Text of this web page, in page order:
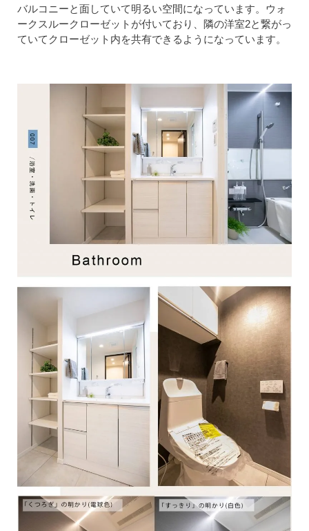
バルコニーと面していて明るい空間になっています。ウォ
ークスルークローゼットが付いており、隣の洋室2と繋がっ
ていてクローゼット内を共有できるようになっています。